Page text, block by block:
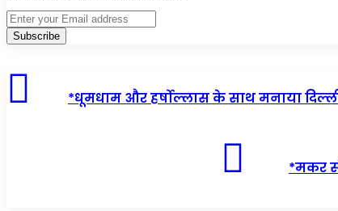
Enter
your
Email
*धूमधाम और हर्षोल्लास के साथ मनाया दिल्ली
*मकर